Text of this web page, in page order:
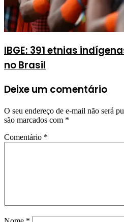
IBGE: 391 etnias
no Brasil
Deixe um comentário
O seu endereço de e-mail não será
são marcados com *
Comentário *